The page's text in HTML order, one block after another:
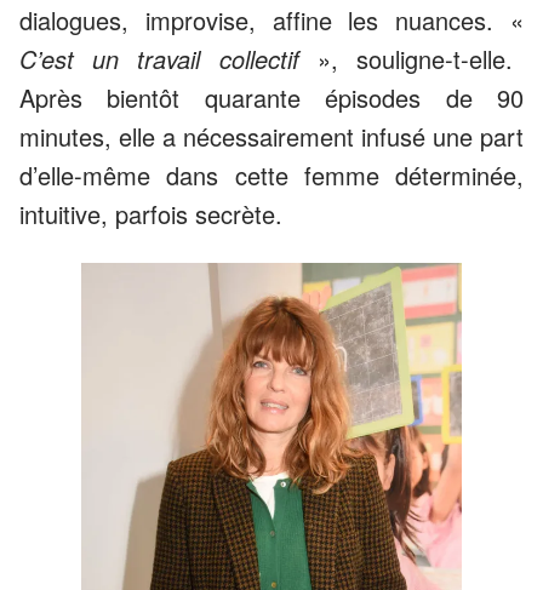
dialogues, improvise, affine les nuances. «
C’est un travail collectif », souligne-t-elle.
Après bientôt quarante épisodes de 90
minutes, elle a nécessairement infusé une part
d’elle-même dans cette femme déterminée,
intuitive, parfois secrète.